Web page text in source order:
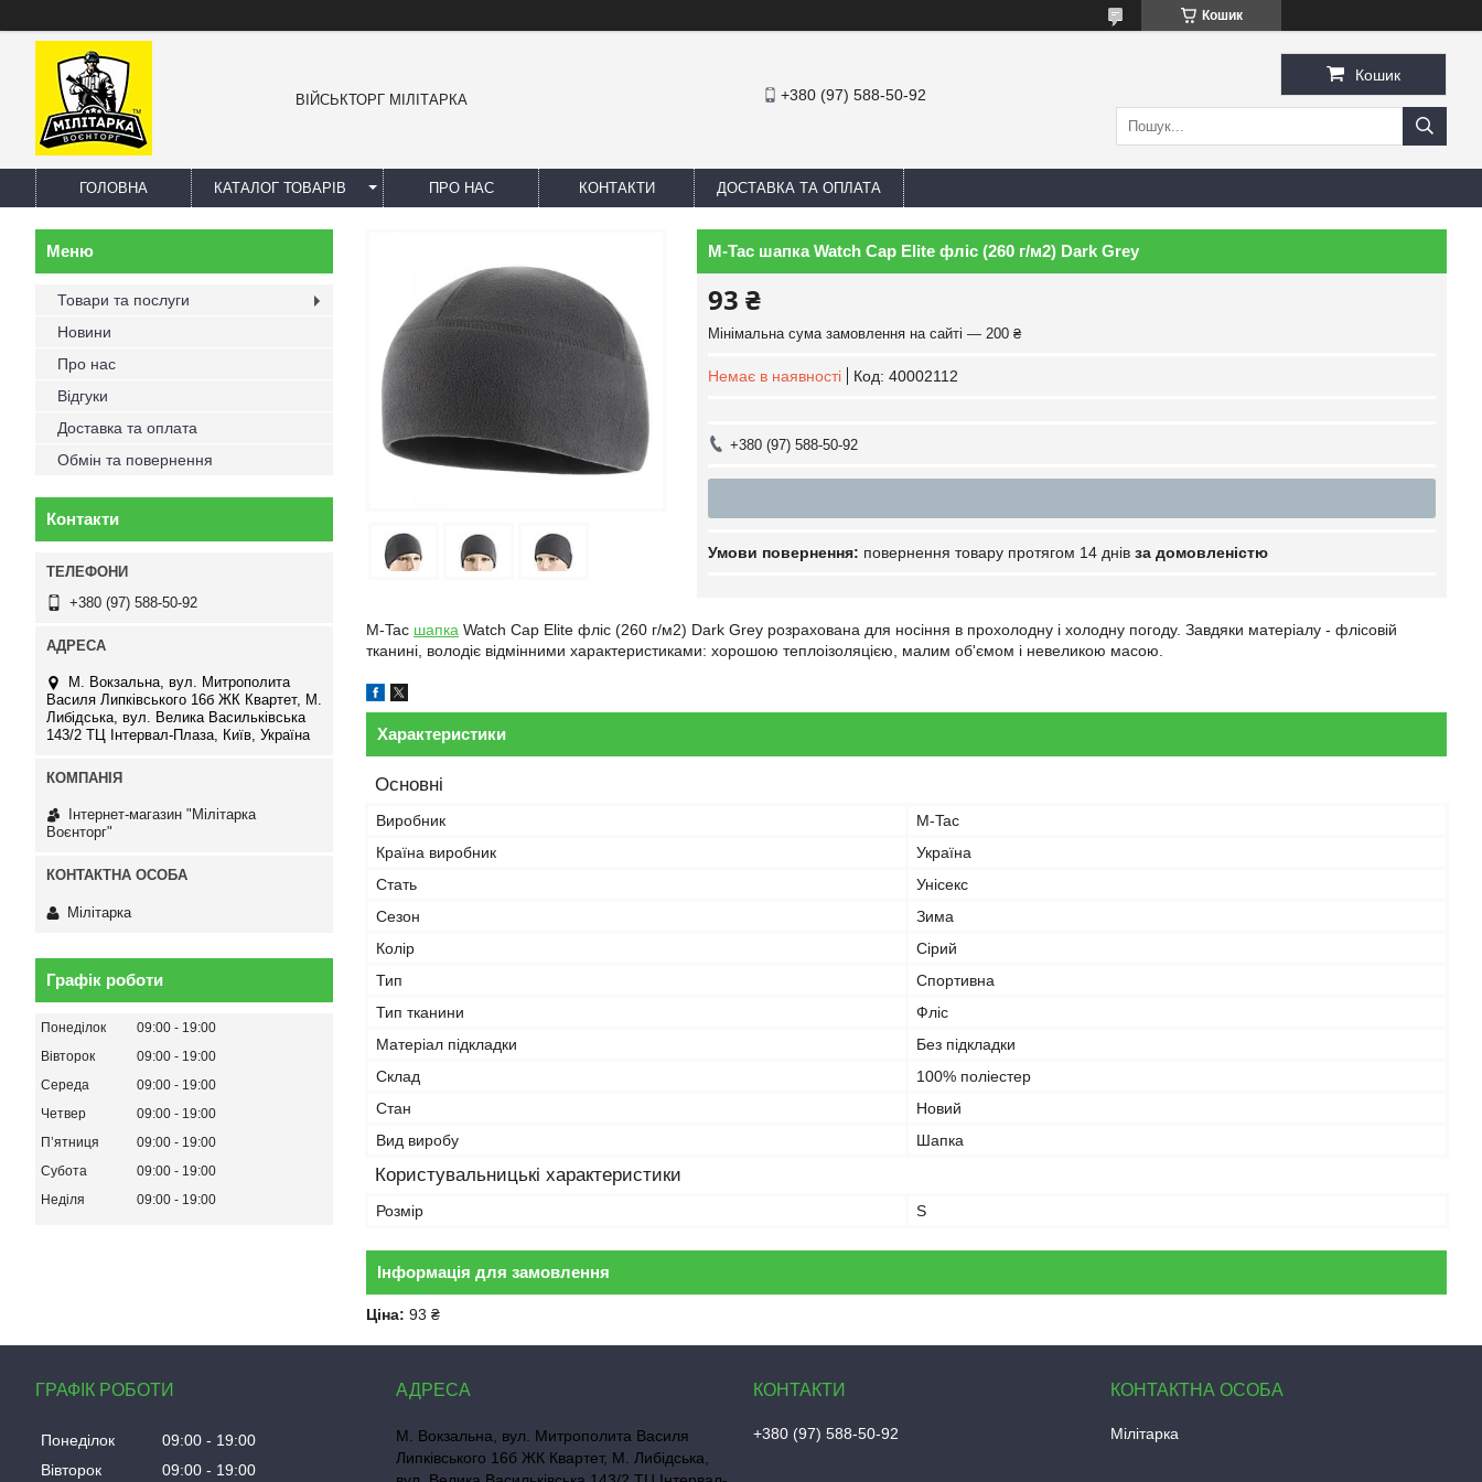
Кошик
ВІЙСЬКТОРГ МІЛІТАРКА +380 (97) 588-50-92
Кошик
ГОЛОВНА КАТАЛОГ ТОВАРІВ ПРО НАС КОНТАКТИ ДОСТАВКА ТА ОПЛАТА
M-Tac шапка Watch Cap Elite фліс (260 г/м2) Dark Grey
93 ₴
Мінімальна сума замовлення на сайті — 200 ₴
Немає в наявності Код: 40002112
+380 (97) 588-50-92
повернення товару протягом 14 днів за домовленістю
M-Tac шапка Watch Cap Elite фліс (260 г/м2) Dark Grey розрахована для носіння в прохолодну і холодну погоду. Завдяки матеріалу - флісовій
тканині, володіє відмінними характеристиками: хорошою теплоізоляцією, малим об'ємом і невеликою масою.
Характеристики
Основні
Виробник
M-Tac
Країна виробник
Україна
Стать
Унісекс
Сезон
Зима
Колір
Сірий
Тип
Спортивна
Тип тканини
Фліс
Матеріал підкладки
Без підкладки
Склад
100% поліестер
Стан
Новий
Вид виробу
Шапка
Користувальницькі характеристики
Розмір S
Інформація для замовлення
Ціна: 93 ₴
Товари та послуги
Новини
Про нас
Відгуки
Доставка та оплата
Обмін та повернення
Контакти
+380 (97) 588-50-92
М. Вокзальна, вул. Митрополита
Василя Липківського 16б ЖК Квартет, М.
Либідська, вул. Велика Васильківська
143/2 ТЦ Інтервал-Плаза, Київ, Україна
Інтернет-магазин "Мілітарка
Воєнторг"
Мілітарка
Графік роботи
Понеділок 09:00
19:00
Вівторок
09:00
19:00
Середа
09:00
19:00
Четвер
09:00
19:00
Пʼятниця
09:00
19:00
Субота
09:00
19:00
Неділя
09:00 19:00
ГРАФІК РОБОТИ
Понеділок 09:00
19:00
Вівторок
09:00 19:00
М. Вокзальна, вул. Митрополита Василя
Липківського 16б ЖК Квартет, М. Либідська,
+380 (97) 588-50-92 Мілітарка